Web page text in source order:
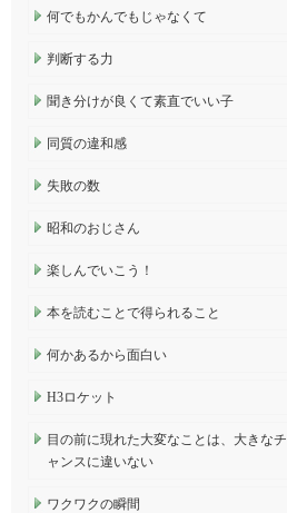
何でもかんでもじゃなくて
判断する力
聞き分けが良くて素直でいい子
同質の違和感
失敗の数
昭和のおじさん
楽しんでいこう！
本を読むことで得られること
何かあるから面白い
H3ロケット
目の前に現れた大変なことは、大きなチ
ャンスに違いない
ワクワクの瞬間